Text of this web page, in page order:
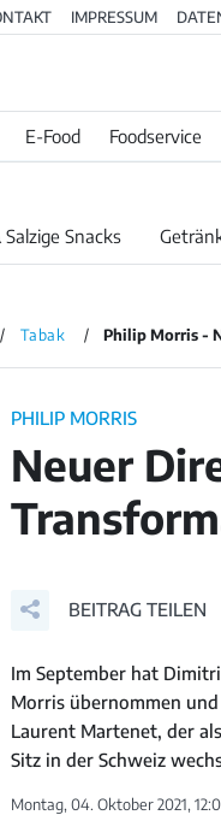
IMPRESSUM
E-Food Foodservice
Snacks
Tabak Philip Morris -
PHILIP MORRIS
Neuer
BEITRAG TEILEN
Im September hat
Morris übernommen
Laurent Martenet, der
Sitz in der Schweiz
Montag, 04. Oktober 2021,